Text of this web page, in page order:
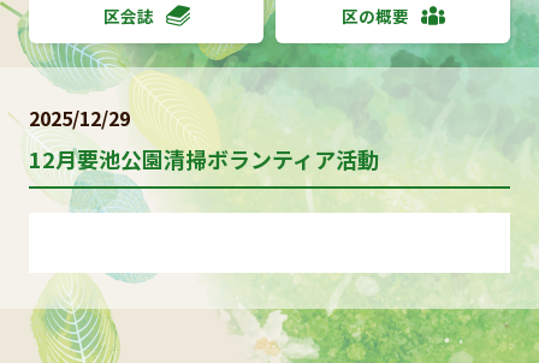
区会誌 区の概要
2025/12/29
12月要池公園清掃ボランティア活動